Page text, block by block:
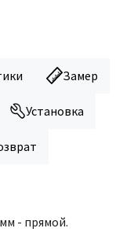
Замер
Установка
- прямой.